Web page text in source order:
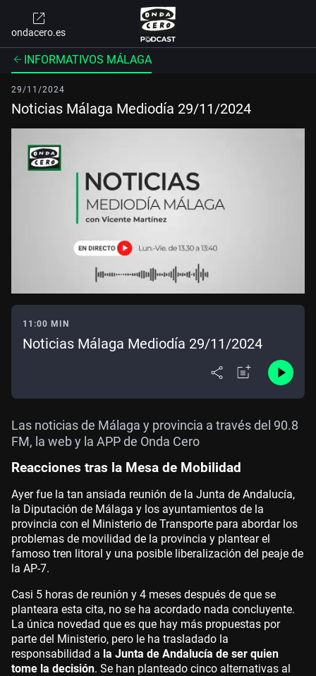
ondacero.es
INFORMATIVOS MÁLAGA
29/11/2024
Noticias Málaga Mediodía 29/11/2024
11:00 MIN
Noticias Málaga Mediodía 29/11/2024
Las noticias de Málaga y provincia a través del 90.8
FM, la web y la APP de Onda Cero
Reacciones tras la Mesa de Mobilidad
Ayer fue la tan ansiada reunión de la Junta de Andalucía,
la Diputación de Málaga y los ayuntamientos de la
provincia con el Ministerio de Transporte para abordar los
problemas de movilidad de la provincia y plantear el
famoso tren litoral y una posible liberalización del peaje de
la AP-7.
Casi 5 horas de reunión y 4 meses después de que se
planteara esta cita, no se ha acordado nada concluyente.
La única novedad que es que hay más propuestas por
parte del Ministerio, pero le ha trasladado la
responsabilidad a la Junta de Andalucía de ser quien
tome la decisión. Se han planteado cinco alternativas al